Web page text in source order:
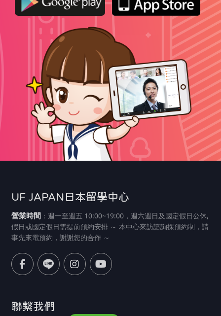
UF JAPAN日本留學中心
營業時間：週一至週五 10:00~19:00，週六週日及國定假日公休,
假日或國定假日需提前預約安排 ～ 本中心來訪諮詢採預約制，請
事先來電預約，謝謝您的合作 ～
聯繫我們